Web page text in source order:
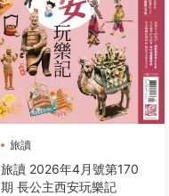
旅讀
旅讀 2026年4月號第170
期 長公主西安玩樂記